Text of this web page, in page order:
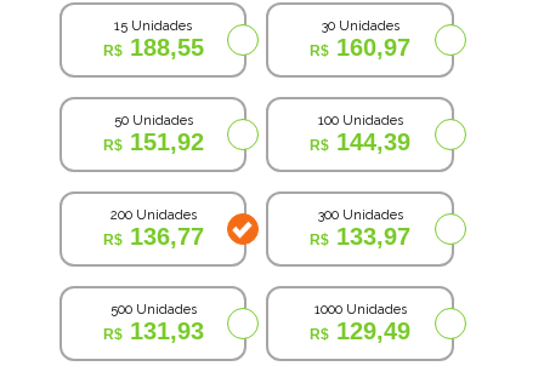
15 Unidades
188,55
30 Unidades
160,97
50 Unidades
151,92
100 Unidades
144,39
200 Unidades
136,77
300 Unidades
133,97
500 Unidades
131,93
1000 Unidades
129,49